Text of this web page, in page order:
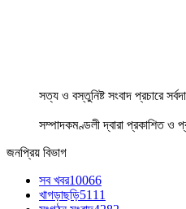
সত্য ও বস্তুনিষ্ট সংবাদ প্রচারে
সম্পাদকমণ্ডলী দ্বারা প্রকাশিত ও
জনপ্রিয় বিভাগ
সব খবর10066
খাগড়াছড়ি5111